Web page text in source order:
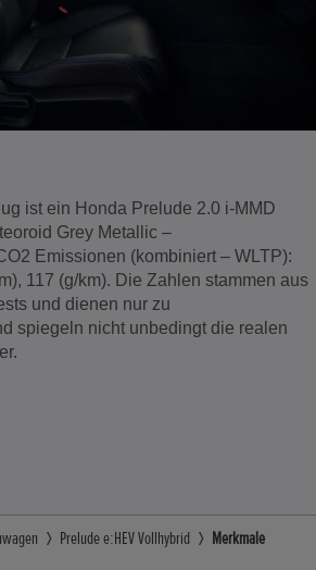
ist ein Honda Prelude 2.0 i-MMD
Grey Metallic –
Emissionen (kombiniert – WLTP):
117 (g/km). Die Zahlen stammen aus
und dienen nur zu
spiegeln nicht unbedingt die realen
Prelude e:HEV Vollhybrid Merkmale